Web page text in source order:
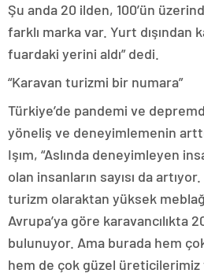
Şu anda 20 ilden, 100’ün
farklı marka var. Yurt dışından
fuardaki yerini aldı” dedi.
“Karavan turizmi bir numara”
Türkiye’de pandemi ve
yöneliş ve deneyimlemenin
Işım, “Aslında deneyimleyen
olan insanların sayısı da
turizm olaraktan yüksek
Avrupa’ya göre karavancılıkta
bulunuyor. Ama burada hem
hem de çok güzel üreticilerimiz